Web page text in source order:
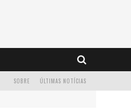
ÚLTIMAS NOTÍCIAS
SOBRE